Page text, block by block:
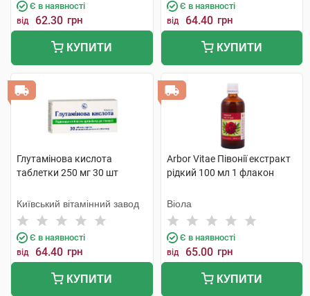
Є в наявності
від 62.30 грн
КУПИТИ
Є в наявності
від 64.40 грн
КУПИТИ
Глутамінова кислота
таблетки 250 мг 30 шт
Київський вітамінний завод
Є в наявності
від 64.40 грн
КУПИТИ
Arbor Vitae Півонії екстракт
рідкий 100 мл 1 флакон
Віола
Є в наявності
від 65.00 грн
КУПИТИ